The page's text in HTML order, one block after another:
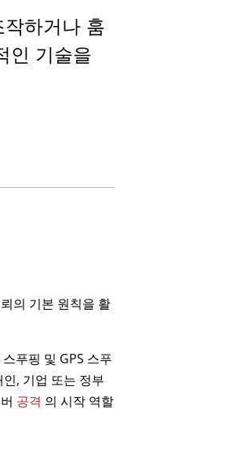
하거나 훔
인 기술을
의 기본 원칙을 활
푸핑 및 GPS 스푸
, 기업 또는 정부
공격 의 시작 역할